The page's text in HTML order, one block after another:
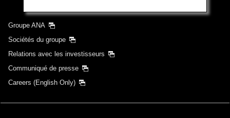
Groupe ANA
Sociétés du groupe
Relations avec les investisseurs
Communiqué de presse
Careers (English Only)